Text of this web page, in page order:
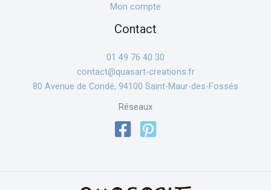
Mon compte
Contact
01 49 76 40 30
contact@quasart-creations.fr
80 Avenue de Condé, 94100 Saint-Maur-des-Fossés
Réseaux